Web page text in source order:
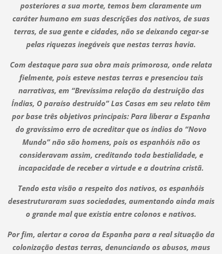
posteriores a sua morte, temos bem claramente um
caráter humano em suas descrições dos nativos, de suas
terras, de sua gente e cidades, não se deixando cegar-se
pelas riquezas inegáveis que nestas terras havia.
Com destaque para sua obra mais primorosa, onde relata
fielmente, pois esteve nestas terras e presenciou tais
narrativas, em “Brevíssima relação da destruição das
Índias, O paraíso destruído” Las Casas em seu relato têm
por base três objetivos principais: Para liberar a Espanha
do gravíssimo erro de acreditar que os índios do “Novo
Mundo” não são homens, pois os espanhóis não os
consideravam assim, creditando toda bestialidade, e
incapacidade de receber a virtude e a doutrina cristã.
Tendo esta visão a respeito dos nativos, os espanhóis
desestruturaram suas sociedades, aumentando ainda mais
o grande mal que existia entre colonos e nativos.
Por fim, alertar a coroa da Espanha para a real situação da
colonização destas terras, denunciando os abusos, maus